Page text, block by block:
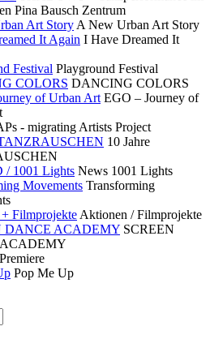
Pina Bausch Zentrum
Art Story A New Urban Art Story
It Again I Have Dreamed It
Festival Playground Festival
COLORS DANCING COLORS
of Urban Art EGO – Journey of
- migrating Artists Project
10 Jahre
/ 1001 Lights News 1001 Lights
Movements Transforming
Filmprojekte Aktionen / Filmprojekte
DANCE ACADEMY SCREEN
Premiere
Pop Me Up